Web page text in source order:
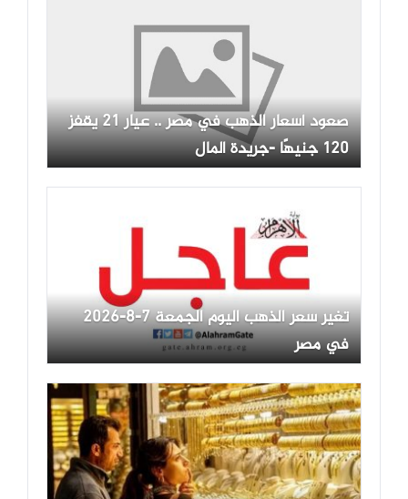
صعود أسعار الذهب في مصر .. عيار 21 يقفز
120 جنيهًا -جريدة المال
تغير سعر الذهب اليوم الجمعة 7-8-2026
في مصر